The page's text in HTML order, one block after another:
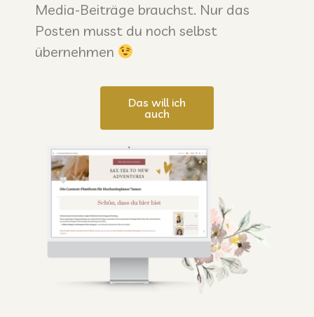
Media-Beiträge brauchst. Nur das
Posten musst du noch selbst
übernehmen
Das will ich
auch